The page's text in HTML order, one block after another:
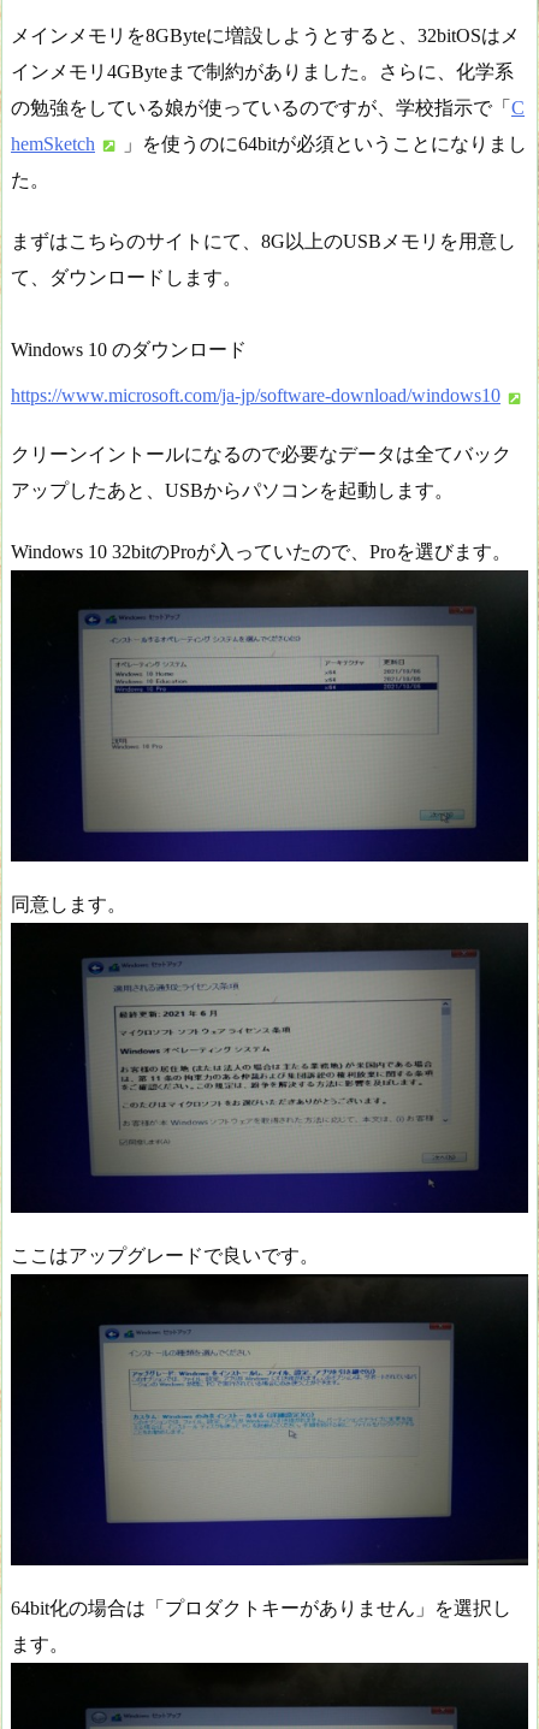
メインメモリを8GByteに増設しようとすると、32bitOSはメ
インメモリ4GByteまで制約がありました。さらに、化学系
の勉強をしている娘が使っているのですが、学校指示で「 C
hemSketch
」を使うのに64bitが必須ということになりまし
た。
まずはこちらのサイトにて、8G以上のUSBメモリを用意し
て、ダウンロードします。
Windows 10 のダウンロード
https://www.microsoft.com/ja-jp/software-download/windows10
クリーンイントールになるので必要なデータは全てバック
アップしたあと、USBからパソコンを起動します。
Windows 10 32bitのProが入っていたので、Proを選びます。
同意します。
ここはアップグレードで良いです。
64bit化の場合は「プロダクトキーがありません」を選択し
ます。